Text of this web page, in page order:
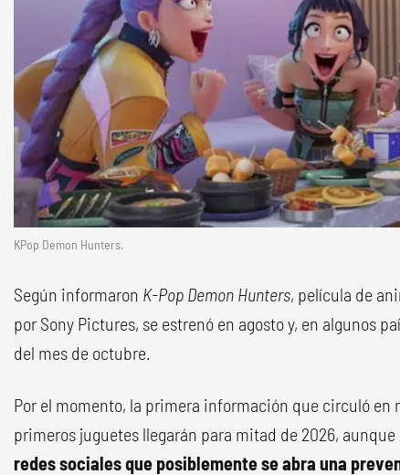
KPop Demon Hunters.
Según informaron K-Pop Demon Hunters, película de
por Sony Pictures, se estrenó en agosto y, en algunos
del mes de octubre.
Por el momento, la primera información que circuló en
primeros juguetes llegarán para mitad de 2026, aunque
redes sociales que posiblemente se abra una